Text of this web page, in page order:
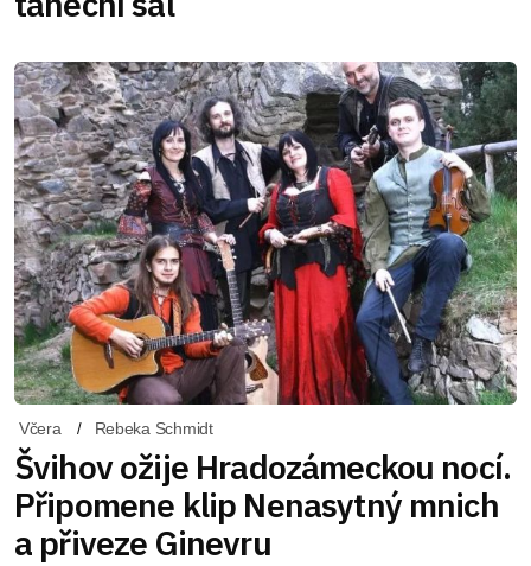
Včera Rebeka Schmidt
Švihov ožije Hradozámeckou nocí.
Připomene klip Nenasytný mnich
a přiveze Ginevru